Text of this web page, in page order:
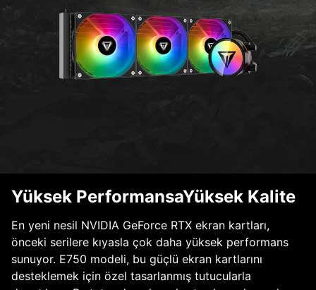
Yüksek PerformansaYüksek Kalite
En yeni nesil NVIDIA GeForce RTX ekran kartları,
önceki serilere kıyasla çok daha yüksek performans
sunuyor. E750 modeli, bu güçlü ekran kartlarını
desteklemek için özel tasarlanmış tutucularla